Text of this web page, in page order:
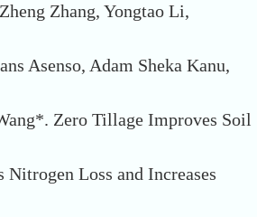
Zhang, Yongtao Li,
Asenso, Adam Sheka Kanu,
Zero Tillage Improves Soil
Nitrogen Loss and Increases